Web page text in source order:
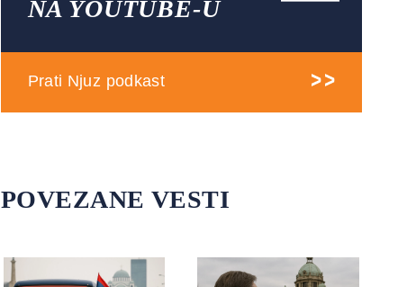
NA YOUTUBE-U
Prati Njuz podkast
POVEZANE VESTI